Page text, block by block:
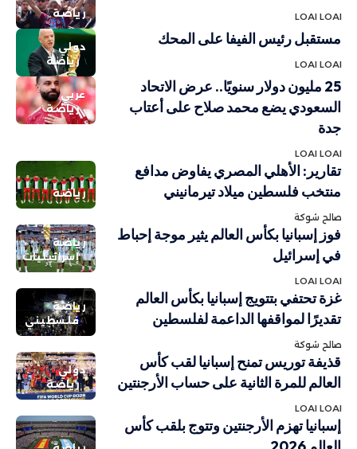
رياضة LOAI LOAI
دولي
رياضة
مستقبل رئيس الفيفا على المحك
LOAI LOAI
عربي
رياضة
25 مليون دولار سنويًا.. عرض الاتحاد
السعودي يضع محمد صلاح على أعتاب
جدة
LOAI LOAI
رياضة
تقارير: الأهلي المصري يفاوض مدافع
منتخب فلسطين ميلاد تيرمانيني
صالح شوكة
رياضة
إسرائيليات
فوز إسبانيا بكأس العالم يثير موجة إحباط
في إسرائيل
LOAI LOAI
رياضة
فلسطيني
غزة تحتفي بتتويج إسبانيا بكأس العالم
تقديرًا لمواقفها الداعمة لفلسطين
صالح شوكة
دولي
رياضة
قذيفة توريس تمنح إسبانيا لقب كأس
العالم للمرة الثانية على حساب الأرجنتين
LOAI LOAI
إسبانيا تهزم الأرجنتين وتتوج بلقب كأس